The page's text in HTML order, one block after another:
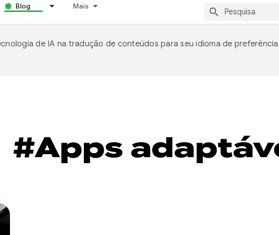
Blog Mais
de IA na tradução de conteúdos para seu idioma de
#Apps